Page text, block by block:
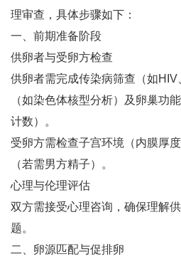
理审查，具体步骤如下：
一、前期准备阶段
供卵者与受卵方检查‌
供卵者需完成传染病筛查（如
（如染色体核型分析）及卵巢功
计数）‌。
受卵方需检查子宫环境（内膜厚
（若需男方精子）‌。
心理与伦理评估‌
双方需接受心理咨询，确保理解
题‌。
二、卵源匹配与促排卵